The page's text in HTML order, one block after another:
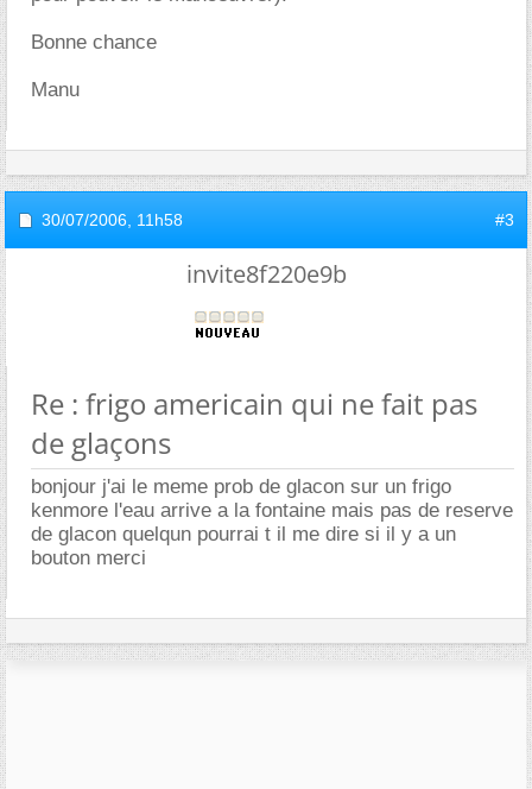
Bonne chance
Manu
30/07/2006, 11h58 #3
invite8f220e9b
Re : frigo americain qui ne fait pas
de glaçons
bonjour j'ai le meme prob de glacon sur un frigo
kenmore l'eau arrive a la fontaine mais pas de reserve
de glacon quelqun pourrai t il me dire si il y a un
bouton merci